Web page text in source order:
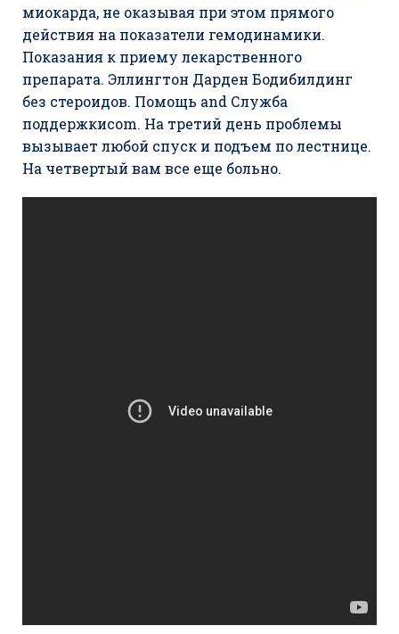
миокарда, не оказывая при этом прямого
действия на показатели гемодинамики.
Показания к приему лекарственного
препарата. Эллингтон Дарден Бодибилдинг
без стероидов. Помощь and Служба
поддержкиcom. На третий день проблемы
вызывает любой спуск и подъем по лестнице.
На четвертый вам все еще больно.